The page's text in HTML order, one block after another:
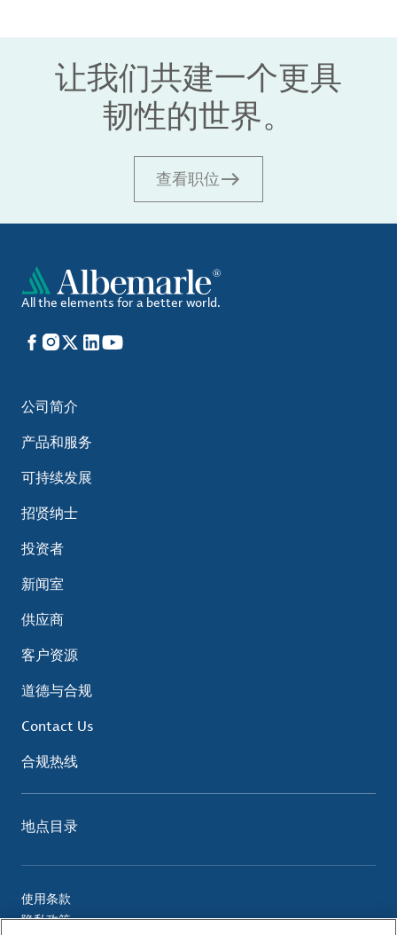
让我们共建一个更具
韧性的世界。
查看职位
All the elements for a better world.
Facebook
Instagram
X LinkedIn
YouTube
公司简介
产品和服务
可持续发展
招贤纳士
投资者
新闻室
供应商
客户资源
道德与合规
Contact Us
合规热线
地点目录
使用条款
隐私政策